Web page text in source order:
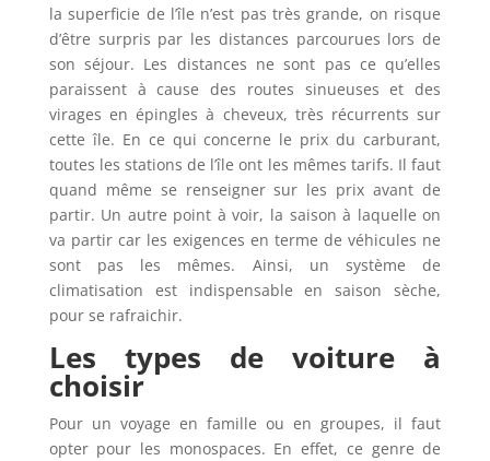
la superficie de l’île n’est pas très grande, on risque
d’être surpris par les distances parcourues lors de
son séjour. Les distances ne sont pas ce qu’elles
paraissent à cause des routes sinueuses et des
virages en épingles à cheveux, très récurrents sur
cette île. En ce qui concerne le prix du carburant,
toutes les stations de l’île ont les mêmes tarifs. Il faut
quand même se renseigner sur les prix avant de
partir. Un autre point à voir, la saison à laquelle on
va partir car les exigences en terme de véhicules ne
sont pas les mêmes. Ainsi, un système de
climatisation est indispensable en saison sèche,
pour se rafraichir.
Les types de voiture à
choisir
Pour un voyage en famille ou en groupes, il faut
opter pour les monospaces. En effet, ce genre de